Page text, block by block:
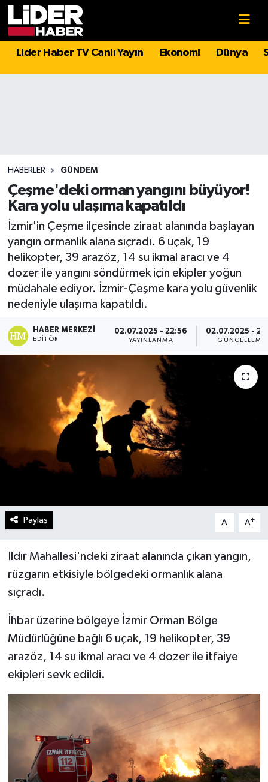
Lider Haber TV Canlı Yayın Ekonomi Dünya
HABERLER GÜNDEM
Çeşme'deki orman yangını büyüyor!
Kara yolu ulaşıma kapatıldı
İzmir'in Çeşme ilçesinde ziraat alanında başlayan
yangın ormanlık alana sıçradı. 6 uçak, 19
helikopter, 39 arazöz, 14 su ikmal aracı ve 4
dozer ile yangını söndürmek için ekipler yoğun
müdahale ediyor. İzmir-Çeşme kara yolu güvenlik
nedeniyle ulaşıma kapatıldı.
HABER MERKEZI
EDITÖR
02.07.2025 - 22:56
YAYINLANMA
02.07.2025 -
GÜNCELLEME
Paylaş A- A+
Ildır Mahallesi'ndeki ziraat alanında çıkan yangın,
rüzgarın etkisiyle bölgedeki ormanlık alana
sıçradı.
İhbar üzerine bölgeye İzmir Orman Bölge
Müdürlüğüne bağlı 6 uçak, 19 helikopter, 39
arazöz, 14 su ikmal aracı ve 4 dozer ile itfaiye
ekipleri sevk edildi.
Politika
Magazin
Spor
Sağlık
Teknoloji
Turizm
Hava Durumu
Süper Lig Puan Durumu ve Fikstür
Tüm Manşetler
Son Dakika Haberleri
Haber Arşivi